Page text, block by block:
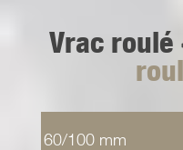
Vrac
60/100 mm